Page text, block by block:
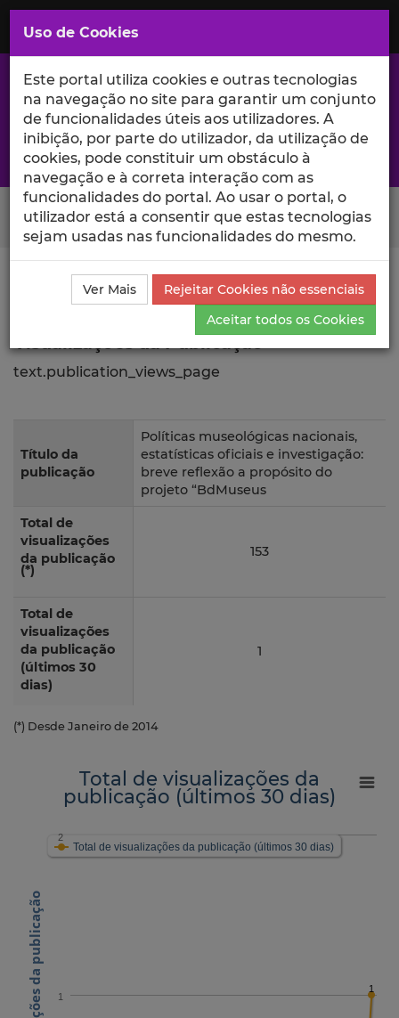
Saltar
para
Conteúdo
Principal
A excelência da investigação e ciência no Iscte
Search Button
Ciência_Iscte Comunicações
Descrição Detalhada
da Comunicação
Visualizações
text.publication_views_page
Título da
publicação
Políticas museológicas nacionais,
estatísticas oficiais e investigação:
breve reflexão a propósito do
projeto “BdMuseus
Total de
visualizações
da publicação
(*)
153
Total de
visualizações
da publicação
(últimos 30
dias)
1
(*) Desde Janeiro de 2014
Total de visualizações da
publicação (últimos 30 dias)
1
Total de visualizações da publicação (últimos 30 dias)
1
2
Uso de Cookies
Este portal utiliza cookies e outras tecnologias
na navegação no site para garantir um conjunto
de funcionalidades úteis aos utilizadores. A
inibição, por parte do utilizador, da utilização de
cookies, pode constituir um obstáculo à
navegação e à correta interação com as
funcionalidades do portal. Ao usar o portal, o
utilizador está a consentir que estas tecnologias
sejam usadas nas funcionalidades do mesmo.
Ver Mais
Rejeitar Cookies não essenciais
Aceitar todos os Cookies